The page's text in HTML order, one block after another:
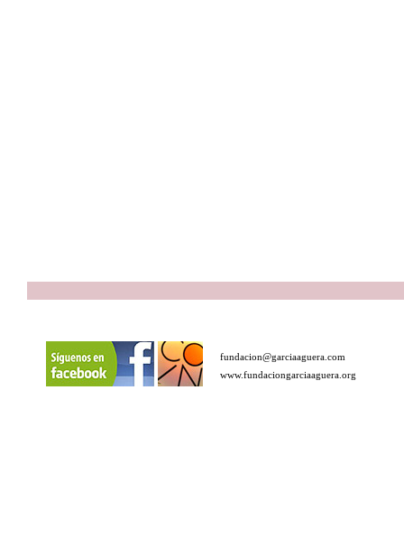
fundacion@garciaaguera.com
www.fundaciongarciaaguera.org